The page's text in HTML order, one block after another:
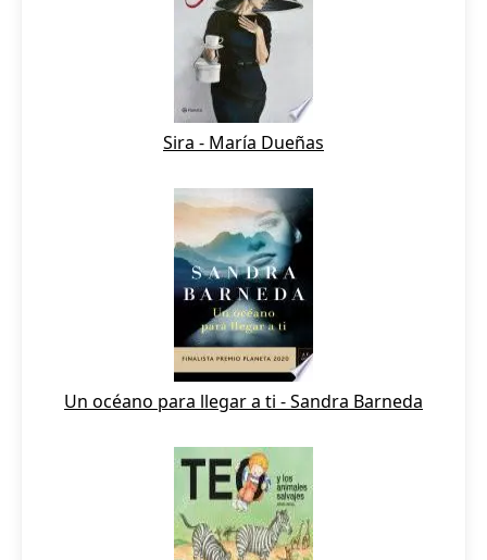
Sira - María Dueñas
Un océano para llegar a ti - Sandra Barneda